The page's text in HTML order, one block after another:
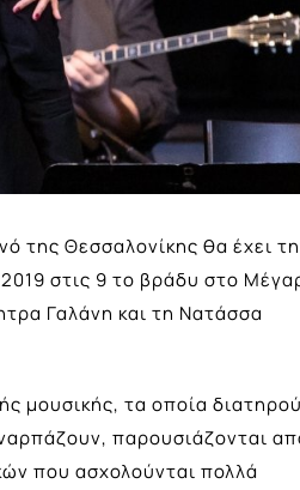
της Θεσσαλονίκης θα έχει
στις 9 το βράδυ στο
Γαλάνη και τη Νατάσσα
μουσικής, τα οποία
παρουσιάζονται
που ασχολούνται πολλά